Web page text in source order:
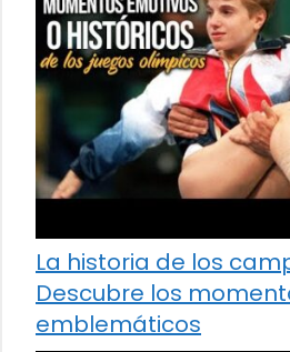
La historia de los
Descubre los
emblemáticos